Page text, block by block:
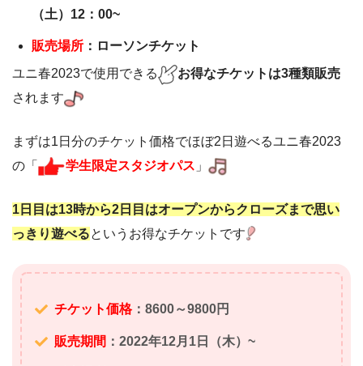
（土）12：00~
販売場所 ：ローソンチケット
ユニ春2023で使用できる
お得なチケットは3種類販売
されます
まずは1日分のチケット価格でほぼ2日遊べるユニ春2023
の「
学生限定スタジオパス 」
1日目は13時から2日目はオープンからクローズまで思い
っきり遊べるというお得なチケットです
チケット価格：8600～9800円
販売期間 ：2022年12月1日（木）~